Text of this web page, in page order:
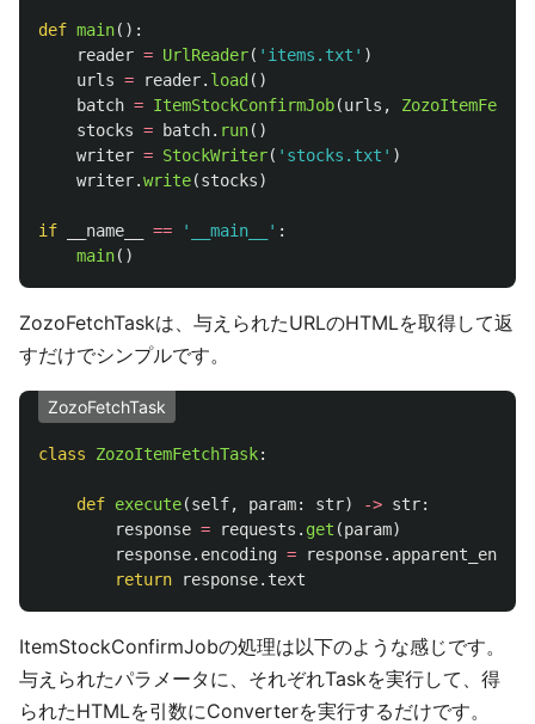
def main():
reader = UrlReader( ' items.txt ' )
urls = reader. load ()
batch = ItemStockConfirmJob(urls ,
stocks = batch. run()
writer = StockWriter( ' stocks.txt ' )
writer.write(stocks)
if __name__ == ' __main__ ' :
main()
ZozoFetchTaskは、与えられたURLのHTMLを取得して返
すだけでシンプルです。
ZozoFetchTask
class ZozoItemFetchTask:
def execute(self, param: str) -> str:
response = requests . get (param)
response. encoding = response.
return
response. text
ItemStockConfirmJobの処理は以下のような感じです。
与えられたパラメータに、それぞれTaskを実行して、得
られたHTMLを引数にConverterを実行するだけです。